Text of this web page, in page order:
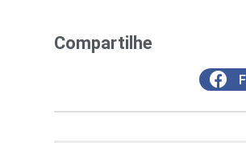
Compartilhe